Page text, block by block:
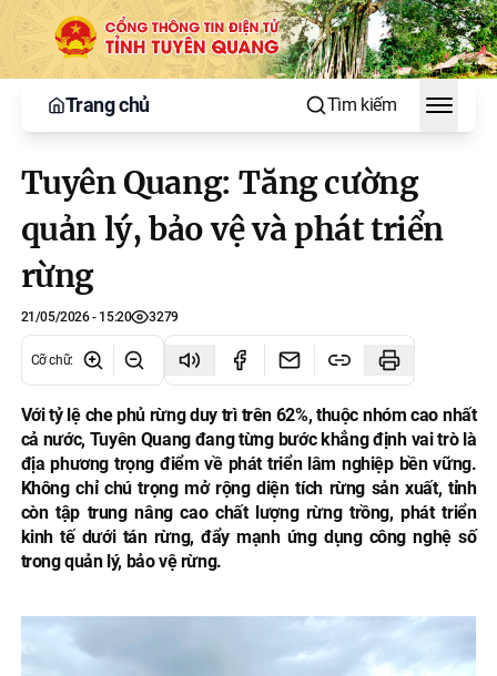
Trang chủ Tìm kiếm
Toggle
Tuyên Quang: Tăng cường
quản lý, bảo vệ và phát triển
rừng
21/05/2026 - 15:20 3279
Cỡ chữ:
Với tỷ lệ che phủ rừng duy trì trên 62%, thuộc nhóm cao nhất
cả nước, Tuyên Quang đang từng bước khẳng định vai trò là
địa phương trọng điểm về phát triển lâm nghiệp bền vững.
Không chỉ chú trọng mở rộng diện tích rừng sản xuất, tỉnh
còn tập trung nâng cao chất lượng rừng trồng, phát triển
kinh tế dưới tán rừng, đẩy mạnh ứng dụng công nghệ số
trong quản lý, bảo vệ rừng.